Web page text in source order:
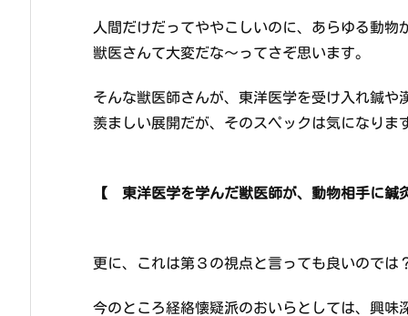
人間だけだってややこしいのに、あらゆる動物
獣医さんて大変だな～ってさぞ思います。
そんな獣医師さんが、東洋医学を受け入れ鍼や
羨ましい展開だが、そのスペックは気になりま
【 東洋医学を学んだ獣医師が、動物相手に
更に、これは第３の視点と言っても良いのでは
今のところ経絡懐疑派のおいらとしては、興味